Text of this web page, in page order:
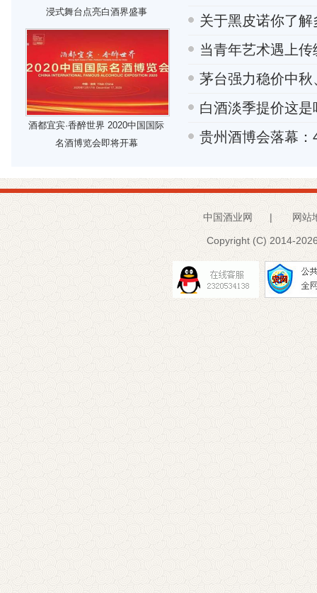
浸式舞台点亮白酒界盛事
酒都宜宾·香醉世界 2020中国国际
名酒博览会即将开幕
关于黑皮诺你了解
当青年艺术遇上传
茅台强力稳价中
白酒淡季提价这
贵州酒博会落幕
中国酒业网 | 网站
Copyright (C) 2014-